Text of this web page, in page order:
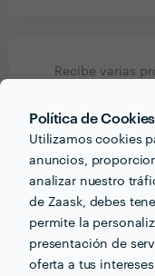
Política de Cookies
Utilizamos cookies
anuncios,
analizar nuestro
de Zaask, debes
permite la
presentación de
oferta a tus
Recibe varias
Otros servicios